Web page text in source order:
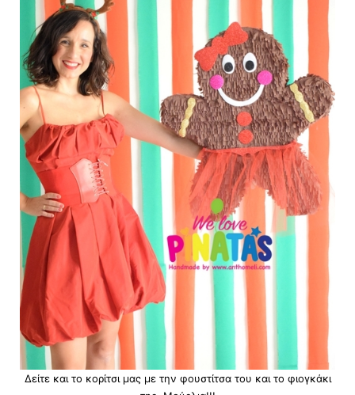
Δείτε και το κορίτσι μας με την φουστίτσα του και το φιογκάκι